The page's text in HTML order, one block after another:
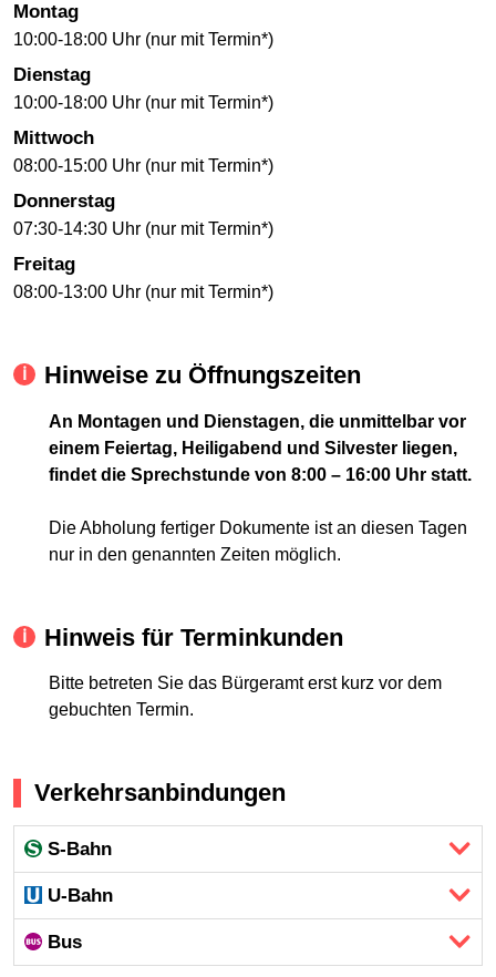
Montag
10:00-18:00 Uhr (nur mit Termin*)
Dienstag
10:00-18:00 Uhr (nur mit Termin*)
Mittwoch
08:00-15:00 Uhr (nur mit Termin*)
Donnerstag
07:30-14:30 Uhr (nur mit Termin*)
Freitag
08:00-13:00 Uhr (nur mit Termin*)
Hinweise zu Öffnungszeiten
An Montagen und Dienstagen, die unmittelbar vor
einem Feiertag, Heiligabend und Silvester liegen,
findet die Sprechstunde von 8:00 – 16:00 Uhr statt.
Die Abholung fertiger Dokumente ist an diesen Tagen
nur in den genannten Zeiten möglich.
Hinweis für Terminkunden
Bitte betreten Sie das Bürgeramt erst kurz vor dem
gebuchten Termin.
Verkehrsanbindungen
S-Bahn
U-Bahn
Bus